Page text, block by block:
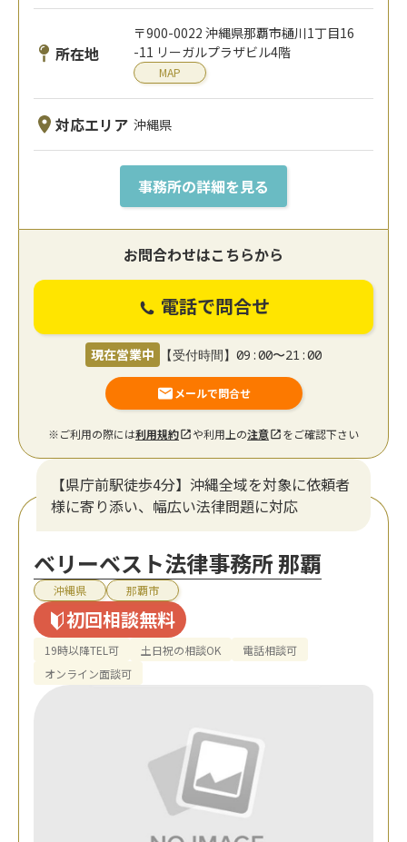
所在地
〒900-0022 沖縄県那覇市樋川1丁目16
-11 リーガルプラザビル4階
MAP
対応エリア 沖縄県
事務所の詳細を見る
お問合わせはこちらから
電話で問合せ
現在営業中 【受付時間】09:00〜21:00
メールで問合せ
※ご利用の際には利用規約 や利用上の注意 をご確認下さい
【県庁前駅徒歩4分】沖縄全域を対象に依頼者
様に寄り添い、幅広い法律問題に対応
ベリーベスト法律事務所 那覇
沖縄県 那覇市
初回相談無料
19時以降TEL可 土日祝の相談OK
電話相談可
オンライン面談可